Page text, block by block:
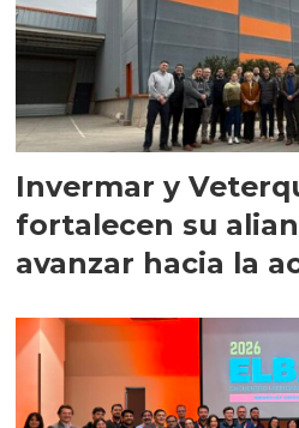
Invermar y
fortalecen su
avanzar hacia la